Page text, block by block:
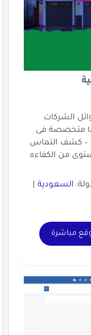
الشركات
متخصصة فى
– كشف التماس
من الكفاءه
السعودية|
مباشرة